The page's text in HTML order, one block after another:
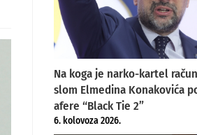
Na koga je narko-kartel
slom Elmedina Konakovića
afere “Black Tie 2”
6. kolovoza 2026.